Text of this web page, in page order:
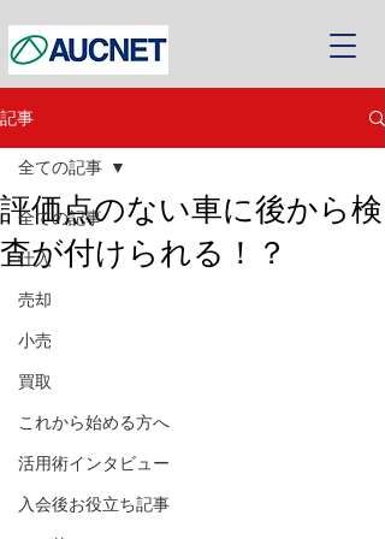
記事
全ての記事
仕入
売却
小売
買取
これから始める方へ
活用術インタビュー
入会後お役立ち記事
全ての記事
評価点のない車に後から検
査が付けられる！？